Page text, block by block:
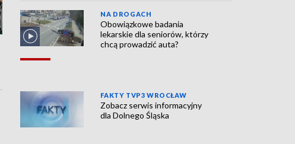
NA DROGACH
Obowiązkowe badania
lekarskie dla seniorów, którzy
chcą prowadzić auta?
FAKTY TVP3 WROCŁAW
Zobacz serwis informacyjny
dla Dolnego Śląska